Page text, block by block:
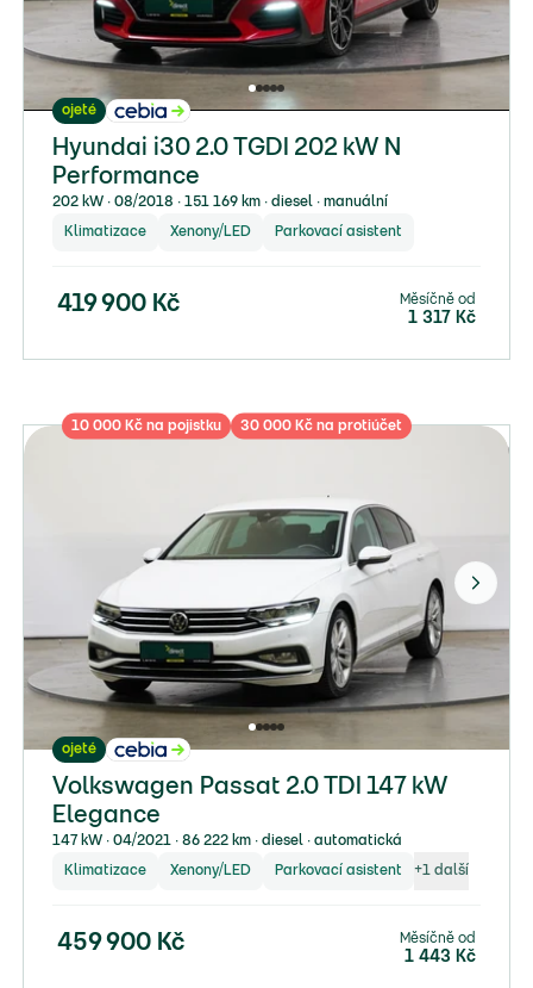
ojeté
Hyundai i30 2.0 TGDI 202 kW N
Performance
202 kW ∙ 08/2018 ∙ 151 169 km ∙ diesel ∙ manuální
Klimatizace Xenony/LED Parkovací asistent
419 900 Kč Měsíčně od
1 317 Kč
10 000 Kč na pojistku 30 000 Kč na protiúčet
ojeté
Volkswagen Passat 2.0 TDI 147 kW
Elegance
147 kW ∙ 04/2021 ∙ 86 222 km ∙ diesel ∙ automatická
Klimatizace Xenony/LED Parkovací asistent +1 další
459 900 Kč Měsíčně od
1 443 Kč